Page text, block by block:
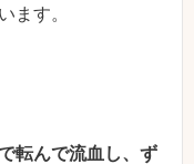
ます。
転んで流血し、ず